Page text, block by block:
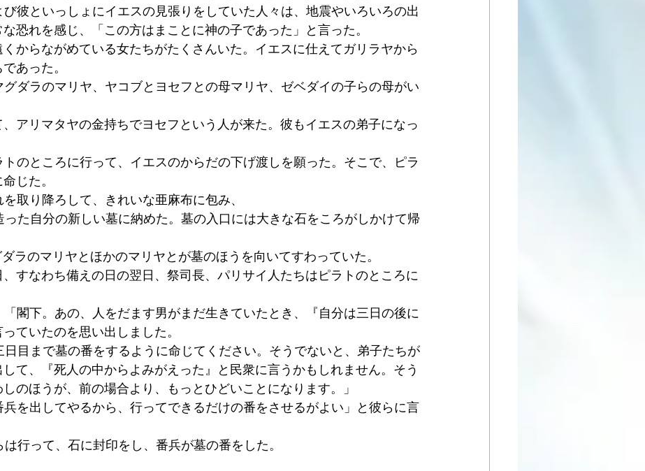
彼といっしょにイエスの見張りをしていた人々は、地震やいろいろの出
恐れを感じ、「この方はまことに神の子であった」と言った。
からながめている女たちがたくさんいた。イエスに仕えてガリラヤから
あった。
ダラのマリヤ、ヤコブとヨセフとの母マリヤ、ゼベダイの子らの母がい
アリマタヤの金持ちでヨセフという人が来た。彼もイエスの弟子になっ
のところに行って、イエスのからだの下げ渡しを願った。そこで、ピラ
じた。
取り降ろして、きれいな亜麻布に包み、
った自分の新しい墓に納めた。墓の入口には大きな石をころがしかけて帰
ラのマリヤとほかのマリヤとが墓のほうを向いてすわっていた。
、すなわち備えの日の翌日、祭司長、パリサイ人たちはピラトのところに
「閣下。あの、人をだます男がまだ生きていたとき、『自分は三日の後に
ていたのを思い出しました。
日目まで墓の番をするように命じてください。そうでないと、弟子たちが
て、『死人の中からよみがえった』と民衆に言うかもしれません。そう
のほうが、前の場合より、もっとひどいことになります。」
兵を出してやるから、行ってできるだけの番をさせるがよい」と彼らに言
行って、石に封印をし、番兵が墓の番をした。